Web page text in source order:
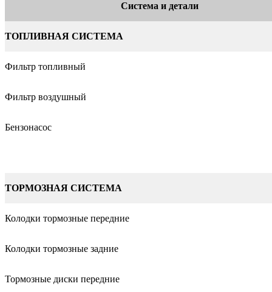
Система и детали
ТОПЛИВНАЯ СИСТЕМА
Фильтр топливный
Фильтр воздушный
Бензонасос
ТОРМОЗНАЯ СИСТЕМА
Колодки тормозные передние
Колодки тормозные задние
Тормозные диски передние